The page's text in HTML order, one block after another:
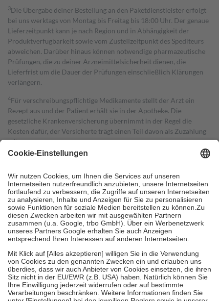
3Die Übergabe deiner Bestellung an den Paketdienstleister erfolgt
bei uns werktags von Montag bis Freitag bis 18:00 Uhr. Der genaue
Lieferzeitpunkt kann je nach Region und in Abhängigkeit der
Produktverfügbarkeit sowie vom Zustellzeitpunkt des Spediteurs
abweichen. Darüber hinaus können notwendige pharmazeutische
Prüfungen, die zu deiner Arzneimittelsicherheit dienen, die
Lieferfrist um die Dauer der Prüfungen einschließlich Klärungen
verlängern.
4Für verschreibungspflichtige Medikamente stellt der Arzt ein
Rezept aus und der Patient erhält sie in der Apotheke. Die
gesetzliche Krankenversicherung übernimmt in der Regel die
Kosten dafür, der Versicherte trägt einen Teil davon als Zuzahlung
mit.
Grundsätzlich leisten Mitglieder Zuzahlungen in Höhe von zehn
höchstens zehn Euro.
Es sind jedoch nie mehr als die tatsächlichen
Kosten der Leistung zu entrichten.
Diese Regeln gelten grundsätzlich auch für Online-Apotheken.
Bei Heilmitteln und häuslicher Krankenpflege beträgt die
Zuzahlung zehn Prozent der Kosten sowie zehn Euro je
Verordnung.
Um das Engagement der Versicherten für ihre eigene Gesundheit zu
stärken und die besondere Stellung der Familie zu unterstützen,
fallenkeine Zuzahlungenan bei:
• Kindern und Jugendlichen bis zum vollendeten 18. Lebensjahr
mit Ausnahme der Fahrkosten
• Untersuchungen zur Vorsorge und Früherkennung, die von der
GKV getragen werden